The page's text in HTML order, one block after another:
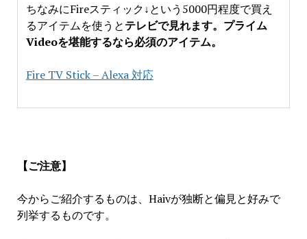
ちなみにFireスティック↓という5000円程度で買え
るアイテムを使うとテレビで見れます。プライム
Videoを堪能するなら必須のアイテム。
Fire TV Stick – Alexa 対応
【ご注意】
今からご紹介するものは、Haivが独断と偏見と好みで
列挙するものです。